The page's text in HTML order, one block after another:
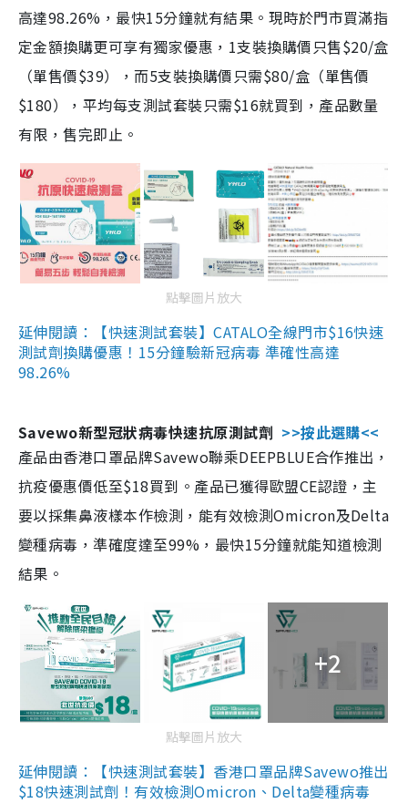
高達98.26%，最快15分鐘就有結果。現時於門市買滿指
定金額換購更可享有獨家優惠，1支裝換購價只售$20/盒
（單售價$39），而5支裝換購價只需$80/盒（單售價
$180），平均每支測試套裝只需$16就買到，產品數量
有限，售完即止。
點擊圖片放大
延伸閱讀：【快速測試套裝】CATALO全線門市$16快速
測試劑換購優惠！15分鐘驗新冠病毒 準確性高達
98.26%
Savewo新型冠狀病毒快速抗原測試劑 >>按此選購<<
產品由香港口罩品牌Savewo聯乘DEEPBLUE合作推出，
抗疫優惠價低至$18買到。產品已獲得歐盟CE認證，主
要以採集鼻液樣本作檢測，能有效檢測Omicron及Delta
變種病毒，準確度達至99%，最快15分鐘就能知道檢測
結果。
+2
點擊圖片放大
延伸閱讀：【快速測試套裝】香港口罩品牌Savewo推出
$18快速測試劑！有效檢測Omicron、Delta變種病毒